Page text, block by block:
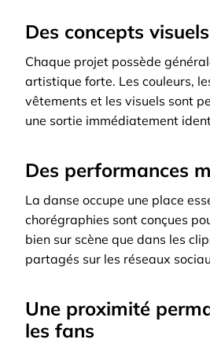
Des concepts
Chaque projet possède
artistique forte. Les couleurs,
vêtements et les visuels sont
une sortie immédiatement
Des performances
La danse occupe une place
chorégraphies sont conçues
bien sur scène que dans les
partagés sur les réseaux
Une proximité
les fans